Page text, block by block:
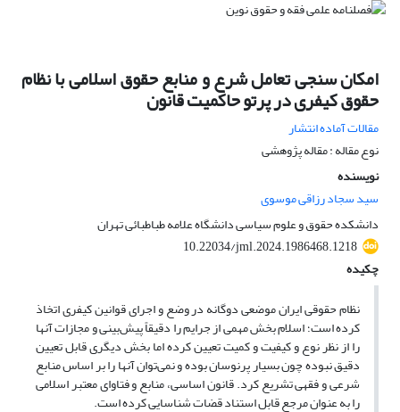
امکان سنجی تعامل شرع و منابع حقوق اسلامی با نظام
حقوق کیفری در پرتو حاکمیت قانون
مقالات آماده انتشار
نوع مقاله : مقاله پژوهشی
نویسنده
سید سجاد رزاقی موسوی
دانشکده حقوق و علوم سیاسی دانشگاه علامه طباطبائی تهران
10.22034/jml.2024.1986468.1218
چکیده
نظام حقوقی ایران موضعی دوگانه در وضع و اجرای قوانین کیفری اتخاذ
کرده است؛ اسلام بخش مهمی از جرایم را دقیقاً پیش‌بینی و مجازات آنها
را از نظر نوع و کیفیت و کمیت تعیین کرده اما بخش دیگری قابل تعیین
دقیق نبوده چون بسیار پرنوسان بوده و نمی‌توان آنها را بر اساس منابع
شرعی و فقهی تشریع کرد. قانون اساسی، منابع و فتاوای معتبر اسلامی
را به عنوان مرجع قابل استناد قضات شناسایی کرده است.